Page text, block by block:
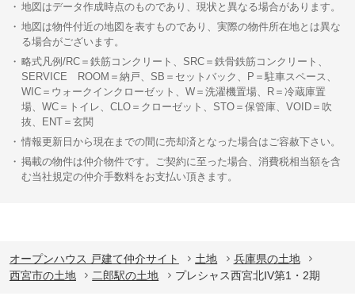
地図はデータ作成時点のものであり、現状と異なる場合があります。
地図は物件付近の地図を表すものであり、実際の物件所在地とは異な
る場合がございます。
略式凡例/RC＝鉄筋コンクリート、SRC＝鉄骨鉄筋コンクリート、
SERVICE ROOM＝納戸、SB＝セットバック、P＝駐車スペース、
WIC＝ウォークインクローゼット、W＝洗濯機置場、R＝冷蔵庫置
場、WC＝トイレ、CLO＝クローゼット、STO＝保管庫、VOID＝吹
抜、ENT＝玄関
情報更新日から現在までの間に売却済となった場合はご容赦下さい。
掲載の物件は仲介物件です。ご契約に至った場合、消費税相当額を含
む当社規定の仲介手数料をお支払い頂きます。
オープンハウス 戸建て仲介サイト 土地
兵庫県の土地
西宮市の土地
二郎駅の土地 プレシャス西宮北IV第1・2期